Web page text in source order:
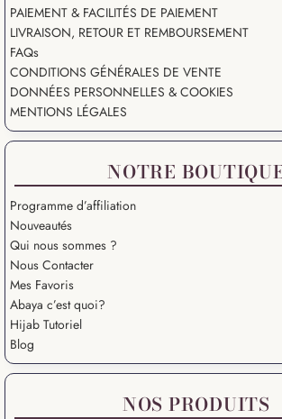
PAIEMENT & FACILITÉS DE PAIEMENT
LIVRAISON, RETOUR ET REMBOURSEMENT
FAQs
CONDITIONS GÉNÉRALES DE VENTE
DONNÉES PERSONNELLES & COOKIES
MENTIONS LÉGALES
NOTRE
Programme d’affiliation
Nouveautés
Qui nous sommes ?
Nous Contacter
Mes Favoris
Abaya c’est quoi?
Hijab Tutoriel
Blog
NOS PRODUITS